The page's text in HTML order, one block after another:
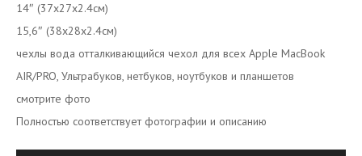
14″ (37x27x2.4см)
15,6″ (38x28x2.4см)
чехлы вода отталкивающийся чехол для всех Apple MacBook
AIR/PRO, Ультрабуков, нетбуков, ноутбуков и планшетов
смотрите фото
Полностью соответствует фотографии и описанию